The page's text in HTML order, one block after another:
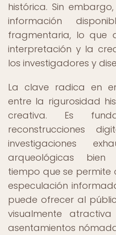
histórica. Sin
información
fragmentaria, lo que
interpretación y la
los investigadores y
La clave radica en
entre la rigurosidad
creativa. Es
reconstrucciones
investigaciones
arqueológicas bien
tiempo que se
especulación
puede ofrecer al
visualmente
asentamientos